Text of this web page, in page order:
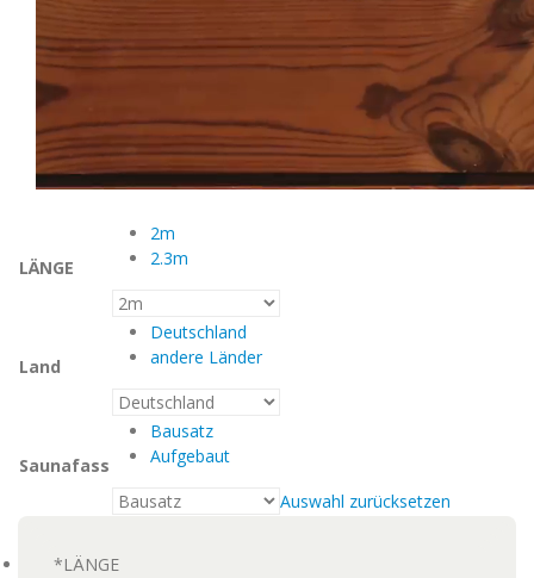
LÄNGE
2m
2.3m
Land
Deutschland
andere Länder
Saunafass
Bausatz
Aufgebaut
Auswahl zurücksetzen
*LÄNGE